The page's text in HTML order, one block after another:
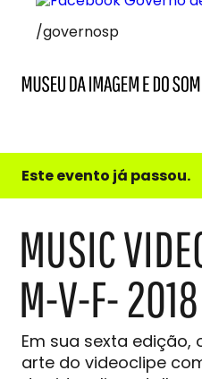
/governosp
e
do
Este evento já passou.
MUSIC
M-V-F- 2018
Em sua sexta
arte do videoclipe